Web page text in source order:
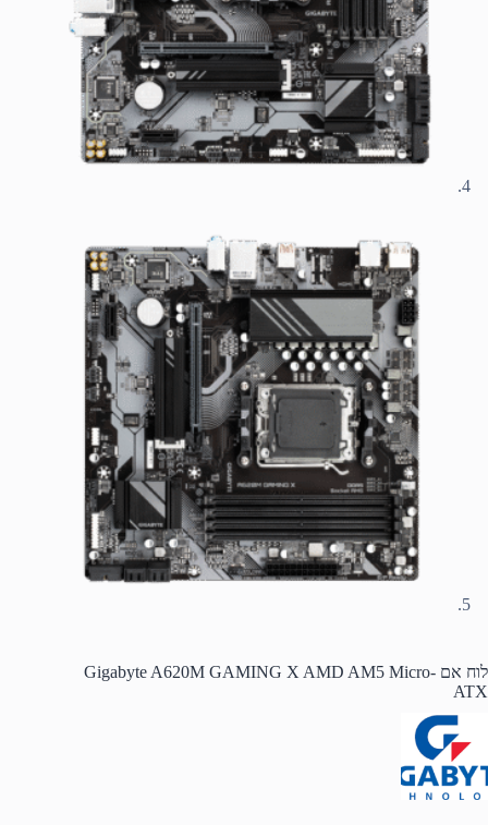
לוח אם Gigabyte A620M GAMING X AMD AM5 Micro-
ATX